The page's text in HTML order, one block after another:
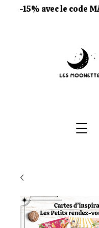
-15% avec le code